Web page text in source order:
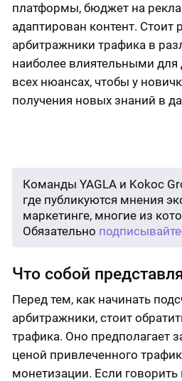
платформы, бюджет на
адаптирован контент. Стоит
арбитражники трафика в
наиболее влиятельными для
всех нюансах, чтобы у
получения новых знаний в
Команды YAGLA и Kokoc
где публикуются мнения
маркетинге, многие из
Обязательно
Что собой
Перед тем, как начинать
арбитражники, стоит
трафика. Оно предполагает
ценой привлеченного
монетизации. Если